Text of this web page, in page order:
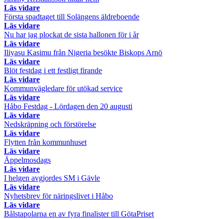
Läs vidare
Första spadtaget till Solängens äldreboende
Läs vidare
Nu har jag plockat de sista hallonen för i år
Läs vidare
Iliyasu Kasimu från Nigeria besökte Biskops Arnö
Läs vidare
Blöt festdag i ett festligt firande
Läs vidare
Kommunvägledare för utökad service
Läs vidare
Håbo Festdag - Lördagen den 20 augusti
Läs vidare
Nedskräpning och förstörelse
Läs vidare
Flytten från kommunhuset
Läs vidare
Äppelmosdags
Läs vidare
I helgen avgjordes SM i Gävle
Läs vidare
Nyhetsbrev för näringslivet i Håbo
Läs vidare
Bålstapolarna en av fyra finalister till GötaPriset